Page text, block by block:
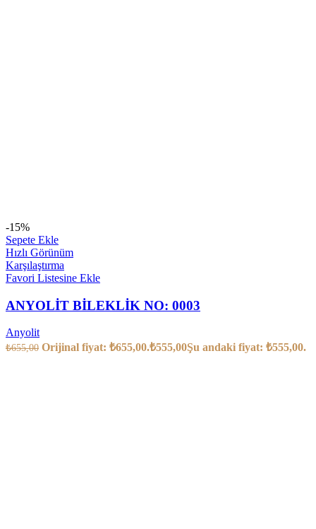
-15%
Sepete Ekle
Hızlı Görünüm
Karşılaştırma
Favori Listesine Ekle
ANYOLİT BİLEKLİK NO: 0003
Anyolit
₺655,00 Orijinal fiyat: ₺655,00.₺555,00Şu andaki fiyat: ₺555,00.